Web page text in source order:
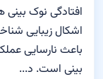
افتادگی نوک
اشکال زیبایی
باعث نارسایی
بینی است. د...